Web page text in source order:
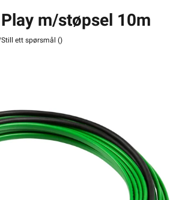
m/støpsel 10m
Still ett spørsmål ()